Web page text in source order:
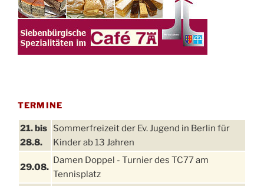
TERMINE
21. bis
28.8.
Sommerfreizeit der Ev. Jugend in Berlin für
Kinder ab 13 Jahren
29.08.
Damen Doppel - Turnier des TC77 am
Tennisplatz